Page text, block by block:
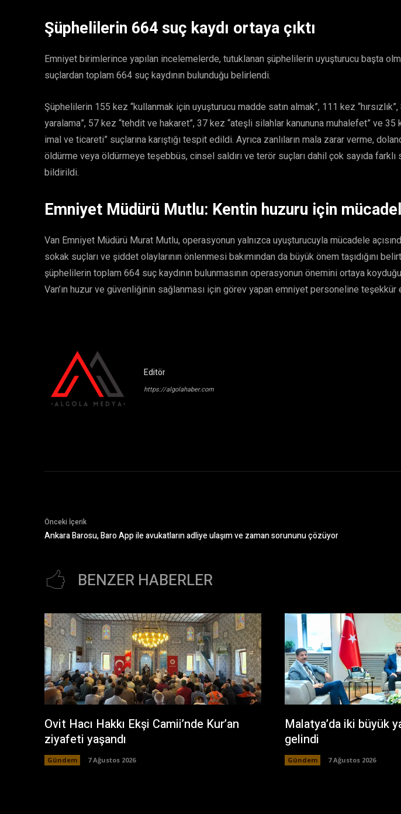
Şüphelilerin 664 suç kaydı ortaya çıktı
Emniyet birimlerince yapılan incelemelerde, tutuklanan şüphelilerin uyuşturucu başta
suçlardan toplam 664 suç kaydının bulunduğu belirlendi.
Şüphelilerin 155 kez “kullanmak için uyuşturucu madde satın almak”, 111 kez
yaralama”, 57 kez “tehdit ve hakaret”, 37 kez “ateşli silahlar kanununa muhalefet” ve 35
imal ve ticareti” suçlarına karıştığı tespit edildi. Ayrıca zanlıların mala zarar verme,
öldürme veya öldürmeye teşebbüs, cinsel saldırı ve terör suçları dahil çok sayıda farklı
bildirildi.
Emniyet Müdürü Mutlu: Kentin huzuru için
Van Emniyet Müdürü Murat Mutlu, operasyonun yalnızca uyuşturucuyla mücadele
sokak suçları ve şiddet olaylarının önlenmesi bakımından da büyük önem taşıdığını
şüphelilerin toplam 664 suç kaydının bulunmasının operasyonun önemini ortaya
Van’ın huzur ve güvenliğinin sağlanması için görev yapan emniyet personeline teşekkür
Editör
https://algolahaber.com
Önceki İçerik
Ankara Barosu, Baro App ile avukatların adliye ulaşım ve zaman sorununu çözüyor
BENZER HABERLER
Ovit Hacı Hakkı Ekşi Camii’nde Kur’an
ziyafeti yaşandı
Gündem 7 Ağustos 2026
Malatya’da iki büyük
gelindi
Gündem 7 Ağustos 2026